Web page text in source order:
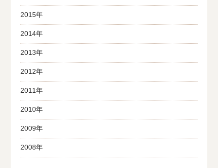
2015年
2014年
2013年
2012年
2011年
2010年
2009年
2008年